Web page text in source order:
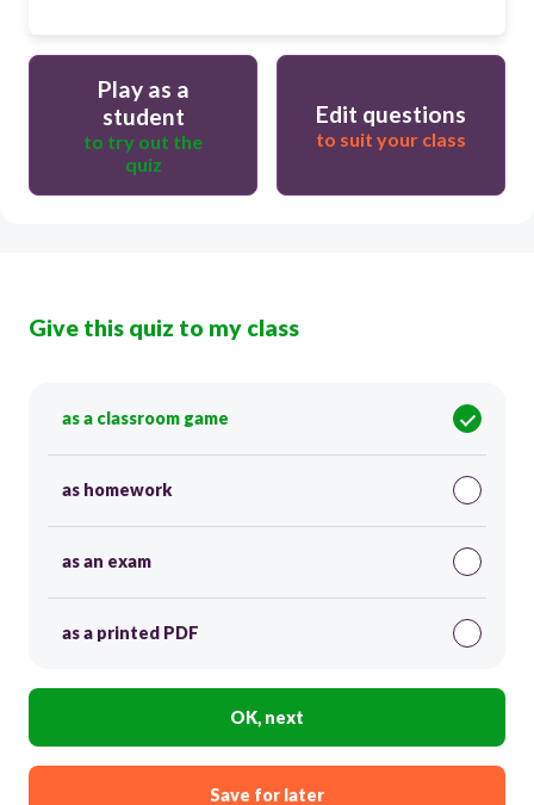
Play as a
student
to try out the
quiz
Edit questions
to suit your class
Give this quiz to my class
as a classroom game
as homework
as an exam
as a printed PDF
OK, next
Save for later